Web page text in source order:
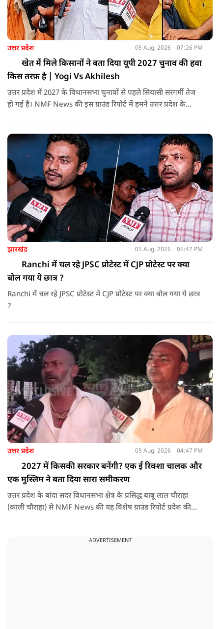
उत्तर प्रदेश 05 Aug, 2026 07:26 PM
खेत में मिले किसानों ने बता दिया यूपी 2027 चुनाव की हवा
किस तरफ़ है | Yogi Vs Akhilesh
उत्तर प्रदेश में 2027 के विधानसभा चुनावों से पहले सियासी सरगर्मी तेज
हो गई है। NMF News की इस ग्राउंड रिपोर्ट में हमने उत्तर प्रदेश के
सरकार के विकास कार्यों, कानून-व्यवस्था, सड़क नेटवर्क और सुरक्षा
व्यवस्था को कैसे देखते हैं।
झारखंड 05 Aug, 2026 05:47 PM
Ranchi में चल रहे JPSC प्रोटेस्ट में CJP प्रोटेस्ट पर क्या
बोल गया ये छात्र ?
Ranchi में चल रहे JPSC प्रोटेस्ट में CJP प्रोटेस्ट पर क्या बोल गया ये छात्र
?
उत्तर प्रदेश 05 Aug, 2026 04:47 PM
2027 में किसकी सरकार बनेंगी? एक ई रिक्शा चालक और
एक मुस्लिम ने बता दिया सारा समीकरण
उत्तर प्रदेश के बांदा सदर विधानसभा क्षेत्र के प्रसिद्ध बाबू लाल चौराहा
(काली चौराहा) से NMF News की यह विशेष ग्राउंड रिपोर्ट प्रदेश की
मोहम्मद नौशाद से खास बातचीत की गई है।
ADVERTISEMENT